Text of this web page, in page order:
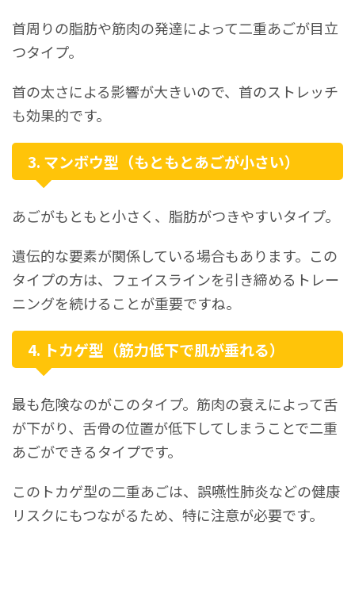
首周りの脂肪や筋肉の発達によって二重あごが目立
つタイプ。
首の太さによる影響が大きいので、首のストレッチ
も効果的です。
3. マンボウ型（もともとあごが小さい）
あごがもともと小さく、脂肪がつきやすいタイプ。
遺伝的な要素が関係している場合もあります。この
タイプの方は、フェイスラインを引き締めるトレー
ニングを続けることが重要ですね。
4. トカゲ型（筋力低下で肌が垂れる）
最も危険なのがこのタイプ。筋肉の衰えによって舌
が下がり、舌骨の位置が低下してしまうことで二重
あごができるタイプです。
このトカゲ型の二重あごは、誤嚥性肺炎などの健康
リスクにもつながるため、特に注意が必要です。